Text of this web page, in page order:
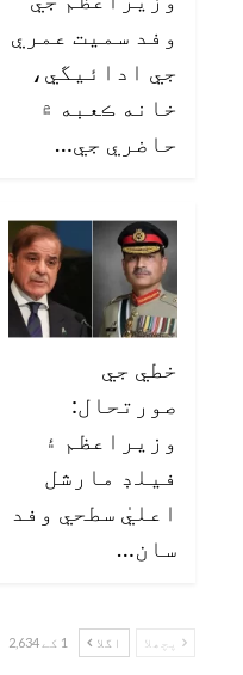
وفد سميت عمري
جي ادائيگي،
خانه ڪعبه ۾
حاضري جي…
خطي جي
صورتحال:
وزيراعظم ۽
فيلڊ مارشل
اعليٰ سطحي وفد
سان…
پچھلا اگلا 1 کے 2,634